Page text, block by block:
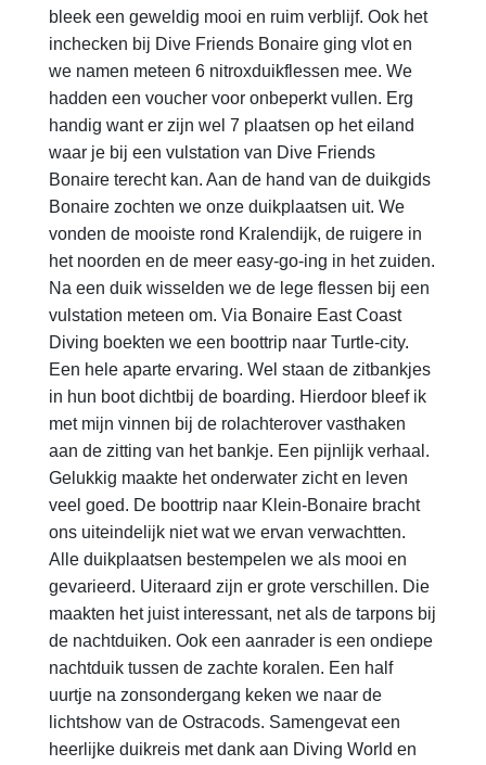
bleek een geweldig mooi en ruim verblijf. Ook het
inchecken bij Dive Friends Bonaire ging vlot en
we namen meteen 6 nitroxduikflessen mee. We
hadden een voucher voor onbeperkt vullen. Erg
handig want er zijn wel 7 plaatsen op het eiland
waar je bij een vulstation van Dive Friends
Bonaire terecht kan. Aan de hand van de duikgids
Bonaire zochten we onze duikplaatsen uit. We
vonden de mooiste rond Kralendijk, de ruigere in
het noorden en de meer easy-go-ing in het zuiden.
Na een duik wisselden we de lege flessen bij een
vulstation meteen om. Via Bonaire East Coast
Diving boekten we een boottrip naar Turtle-city.
Een hele aparte ervaring. Wel staan de zitbankjes
in hun boot dichtbij de boarding. Hierdoor bleef ik
met mijn vinnen bij de rolachterover vasthaken
aan de zitting van het bankje. Een pijnlijk verhaal.
Gelukkig maakte het onderwater zicht en leven
veel goed. De boottrip naar Klein-Bonaire bracht
ons uiteindelijk niet wat we ervan verwachtten.
Alle duikplaatsen bestempelen we als mooi en
gevarieerd. Uiteraard zijn er grote verschillen. Die
maakten het juist interessant, net als de tarpons bij
de nachtduiken. Ook een aanrader is een ondiepe
nachtduik tussen de zachte koralen. Een half
uurtje na zonsondergang keken we naar de
lichtshow van de Ostracods. Samengevat een
heerlijke duikreis met dank aan Diving World en